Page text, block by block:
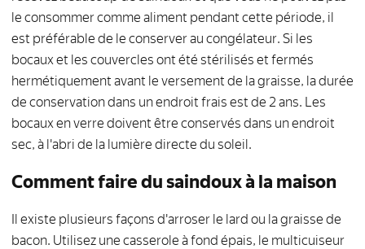
le consommer comme aliment pendant cette période, il
est préférable de le conserver au congélateur. Si les
bocaux et les couvercles ont été stérilisés et fermés
hermétiquement avant le versement de la graisse, la durée
de conservation dans un endroit frais est de 2 ans. Les
bocaux en verre doivent être conservés dans un endroit
sec, à l'abri de la lumière directe du soleil.
Comment faire du saindoux à la maison
Il existe plusieurs façons d'arroser le lard ou la graisse de
bacon. Utilisez une casserole à fond épais, le multicuiseur